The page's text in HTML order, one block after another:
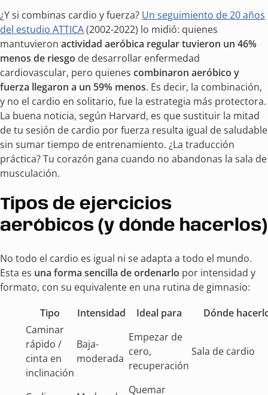
¿Y si combinas cardio y fuerza? Un seguimiento de 20 años
del estudio ATTICA(2002-2022) lo midió: quienes
mantuvieron actividad aeróbica regular tuvieron un 46%
menos de riesgo de desarrollar enfermedad
cardiovascular, pero quienes combinaron aeróbico y
fuerza llegaron a un 59% menos. Es decir, la combinación,
y no el cardio en solitario, fue la estrategia más protectora.
La buena noticia, según Harvard, es que sustituir la mitad
de tu sesión de cardio por fuerza resulta igual de saludable
sin sumar tiempo de entrenamiento. ¿La traducción
práctica? Tu corazón gana cuando no abandonas la sala de
musculación.
Tipos de ejercicios
aeróbicos (y dónde hacerlos)
No todo el cardio es igual ni se adapta a todo el mundo.
Esta es una forma sencilla de ordenarlo por intensidad y
formato, con su equivalente en una rutina de gimnasio:
Tipo
Intensidad Ideal para
Dónde
Caminar
rápido /
cinta en
inclinación
Baja-
moderada
Empezar de
cero,
recuperación
Sala de cardio
Quemar